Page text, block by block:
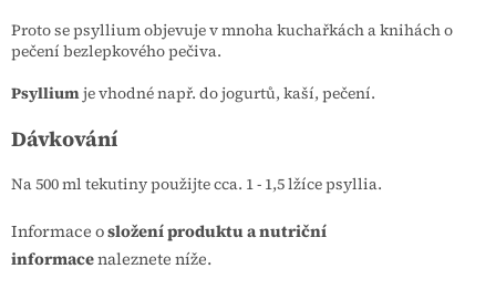
Proto se psyllium objevuje v mnoha kuchařkách a knihách o
pečení bezlepkového pečiva.
Psylliumje vhodné např. do jogurtů, kaší, pečení.
Dávkování
Na 500 ml tekutiny použijte cca. 1 - 1,5 lžíce psyllia.
Informace osložení produktu a nutriční
informacenaleznete níže.